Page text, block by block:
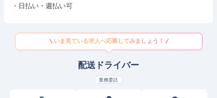
・日払い・週払い可
いま見ている求人へ応募してみましょう！
配送ドライバー
業務委託